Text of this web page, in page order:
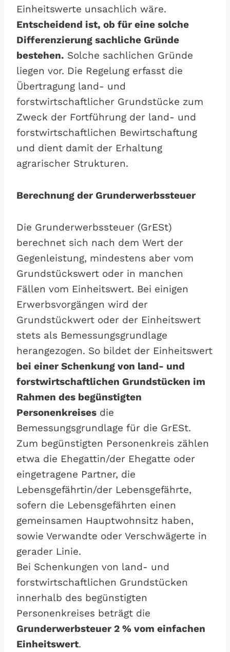
Einheitswerte unsachlich wäre.
Entscheidend ist, ob für eine solche
Differenzierung sachliche Gründe
bestehen. Solche sachlichen Gründe
liegen vor. Die Regelung erfasst die
Übertragung land- und
forstwirtschaftlicher Grundstücke zum
Zweck der Fortführung der land- und
forstwirtschaftlichen Bewirtschaftung
und dient damit der Erhaltung
agrarischer Strukturen.
Berechnung der Grunderwerbssteuer
Die Grunderwerbssteuer (GrESt)
berechnet sich nach dem Wert der
Gegenleistung, mindestens aber vom
Grundstückswert oder in manchen
Fällen vom Einheitswert. Bei einigen
Erwerbsvorgängen wird der
Grundstückwert oder der Einheitswert
stets als Bemessungsgrundlage
herangezogen. So bildet der Einheitswert
bei einer Schenkung von land- und
forstwirtschaftlichen Grundstücken im
Rahmen des begünstigten
Personenkreises die
Bemessungsgrundlage für die GrESt.
Zum begünstigten Personenkreis zählen
etwa die Ehegattin/der Ehegatte oder
eingetragene Partner, die
Lebensgefährtin/der Lebensgefährte,
sofern die Lebensgefährten einen
gemeinsamen Hauptwohnsitz haben,
sowie Verwandte oder Verschwägerte in
gerader Linie.
Bei Schenkungen von land- und
forstwirtschaftlichen Grundstücken
innerhalb des begünstigten
Personenkreises beträgt die
Grunderwerbsteuer 2 % vom einfachen
Einheitswert.